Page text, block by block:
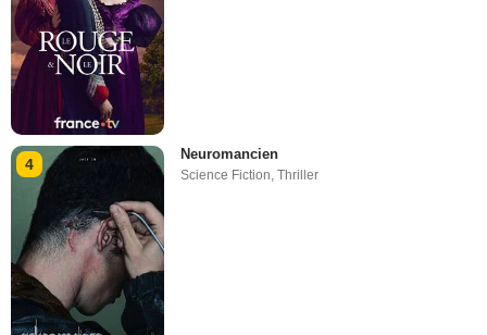
4
Neuromancien
Science Fiction,Thriller